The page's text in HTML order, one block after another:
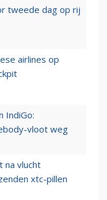
tweede dag op rij
airlines op
IndiGo:
vloot weg
na vlucht
xtc-pillen